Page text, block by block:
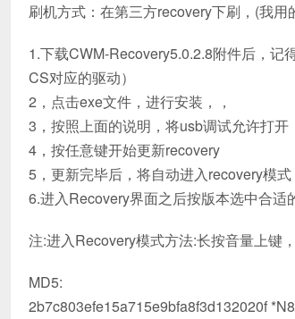
刷机方式：在第三方recovery下刷，(我用
1.下载CWM-Recovery5.0.2.8附件后，
CS对应的驱动）
2，点击exe文件，进行安装，，
3，按照上面的说明，将usb调试允许打开
4，按任意键开始更新recovery
5，更新完毕后，将自动进入recovery模式
6.进入Recovery界面之后按版本选中合适
注:进入Recovery模式方法:长按音量上键
MD5:
2b7c803efe15a715e9bfa8f3d132020f